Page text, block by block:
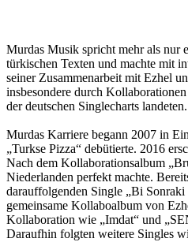
Murdas Musik spricht mehr als nur
türkischen Texten und machte mit
seiner Zusammenarbeit mit Ezhel
insbesondere durch
der deutschen Singlecharts
Murdas Karriere begann 2007 in
„Turkse Pizza“ debütierte. 2016
Nach dem Kollaborationsalbum
Niederlanden perfekt machte.
darauffolgenden Single „Bi
gemeinsame Kollaboalbum von
Kollaboration wie „Imdat“ und
Daraufhin folgten weitere Singles